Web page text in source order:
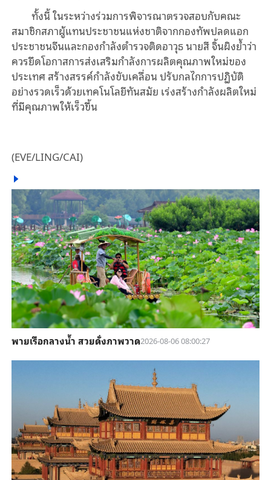
ทั้งนี้ ในระหว่างร่วมการพิจารณาตรวจสอบกับคณะ
สมาชิกสภาผู้แทนประชาชนแห่งชาติจากกองทัพปลดแอก
ประชาชนจีนและกองกำลังตำรวจติดอาวุธ นายสี จิ้นผิงย้ำว่า
ควรยึดโอกาสการส่งเสริมกำลังการผลิตคุณภาพใหม่ของ
ประเทศ สร้างสรรค์กำลังขับเคลื่อน ปรับกลไกการปฏิบัติ
อย่างรวดเร็วด้วยเทคโนโลยีทันสมัย เร่งสร้างกำลังผลิตใหม่
ที่มีคุณภาพให้เร็วขึ้น
(EVE/LING/CAI)
พายเรือกลางน้ำ สวยดั่งภาพวาด2026-08-06 08:00:27